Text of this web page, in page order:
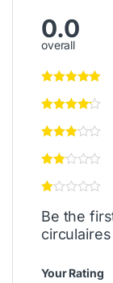
0.0
overall
Be the
Your Rating